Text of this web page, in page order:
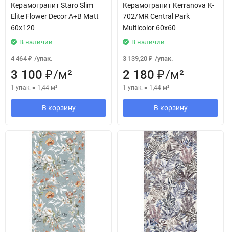
Керамогранит Staro Slim
Elite Flower Decor A+B Matt
60x120
В наличии
4 464 ₽ /упак.
3 100 ₽/м²
1 упак. = 1,44 м²
В корзину
Керамогранит Kerranova K-
702/MR Central Park
Multicolor 60x60
В наличии
3 139,20 ₽ /упак.
2 180 ₽/м²
1 упак. = 1,44 м²
В корзину